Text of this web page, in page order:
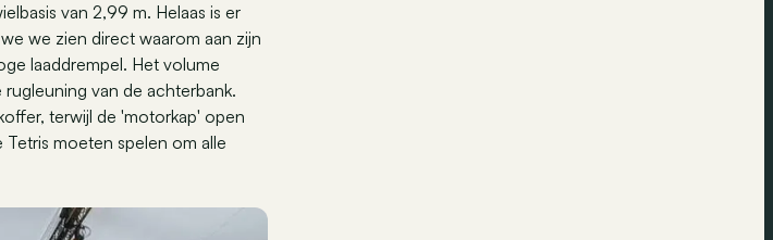
van 2,99 m. Helaas is er
we zien direct waarom aan zijn
laaddrempel. Het volume
van de achterbank.
terwijl de 'motorkap' open
moeten spelen om alle